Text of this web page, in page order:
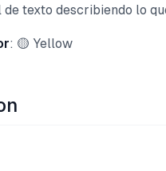
texto describiendo lo
: 🟡 Yellow